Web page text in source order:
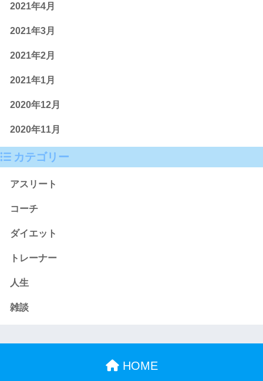
2021年4月
2021年3月
2021年2月
2021年1月
2020年12月
2020年11月
カテゴリー
アスリート
コーチ
ダイエット
トレーナー
人生
雑談
HOME